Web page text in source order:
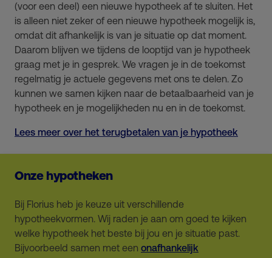
(voor een deel) een nieuwe hypotheek af te sluiten. Het
is alleen niet zeker of een nieuwe hypotheek mogelijk is,
omdat dit afhankelijk is van je situatie op dat moment.
Daarom blijven we tijdens de looptijd van je hypotheek
graag met je in gesprek. We vragen je in de toekomst
regelmatig je actuele gegevens met ons te delen. Zo
kunnen we samen kijken naar de betaalbaarheid van je
hypotheek en je mogelijkheden nu en in de toekomst.
Lees meer over het terugbetalen van je hypotheek
Onze hypotheken
Bij Florius heb je keuze uit verschillende
hypotheekvormen. Wij raden je aan om goed te kijken
welke hypotheek het beste bij jou en je situatie past.
Bijvoorbeeld samen met een onafhankelijk